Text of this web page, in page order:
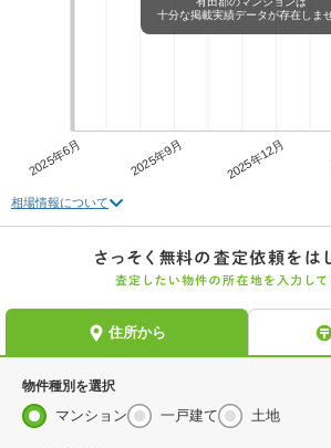
十分な掲載実績データが存在しま
2025年6月 2025年9月 2025年12月
相場情報について
物件種別を選択
マンション 一戸建て 土地